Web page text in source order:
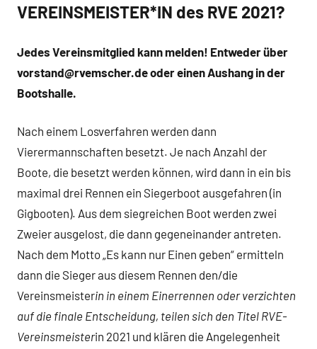
VEREINSMEISTER*IN des RVE 2021?
Jedes Vereinsmitglied kann melden! Entweder über
vorstand@rvemscher.de oder einen Aushang in der
Bootshalle.
Nach einem Losverfahren werden dann
Vierermannschaften besetzt. Je nach Anzahl der
Boote, die besetzt werden können, wird dann in ein bis
maximal drei Rennen ein Siegerboot ausgefahren (in
Gigbooten). Aus dem siegreichen Boot werden zwei
Zweier ausgelost, die dann gegeneinander antreten.
Nach dem Motto „Es kann nur Einen geben“ ermitteln
dann die Sieger aus diesem Rennen den/die
Vereinsmeisterin in einem Einerrennen oder verzichten
auf die finale Entscheidung, teilen sich den Titel RVE-
Vereinsmeisterin 2021 und klären die Angelegenheit